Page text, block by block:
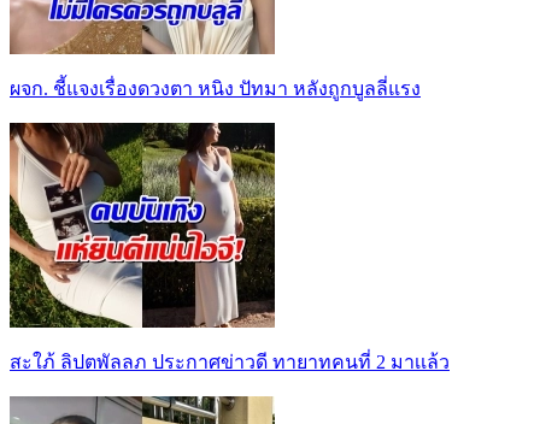
ผจก. ชี้แจงเรื่องดวงตา หนิง ปัทมา หลังถูกบูลลี่แรง
สะใภ้ ลิปตพัลลภ ประกาศข่าวดี ทายาทคนที่ 2 มาเเล้ว